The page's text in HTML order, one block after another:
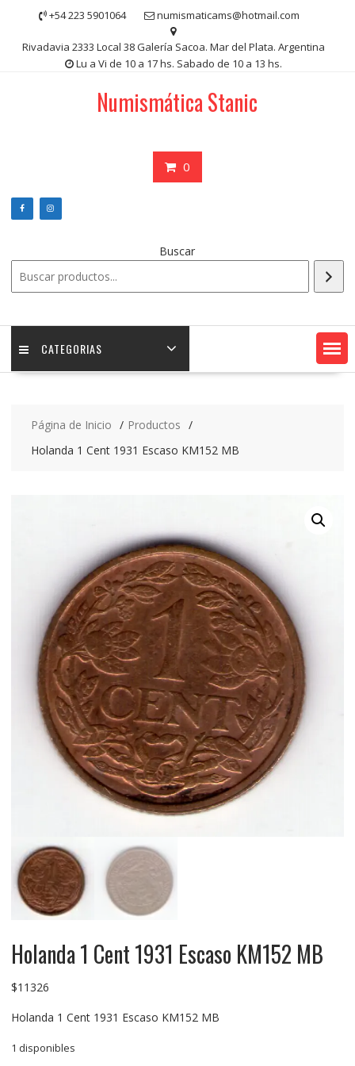
contenido
+54 223 5901064 numismaticams@hotmail.com
Rivadavia 2333 Local 38 Galería Sacoa. Mar del Plata. Argentina
Lu a Vi de 10 a 17 hs. Sabado de 10 a 13 hs.
Numismática Stanic
0
Buscar
CATEGORIAS
Página de Inicio
Productos
Holanda 1 Cent 1931 Escaso KM152 MB
Holanda 1 Cent 1931 Escaso KM152 MB
$11326
Holanda 1 Cent 1931 Escaso KM152 MB
1 disponibles